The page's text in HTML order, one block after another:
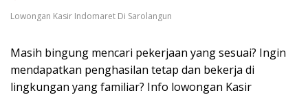
Lowongan Kasir Indomaret Di Sarolangun
Masih bingung mencari pekerjaan yang sesuai? Ingin
mendapatkan penghasilan tetap dan bekerja di
lingkungan yang familiar? Info lowongan Kasir